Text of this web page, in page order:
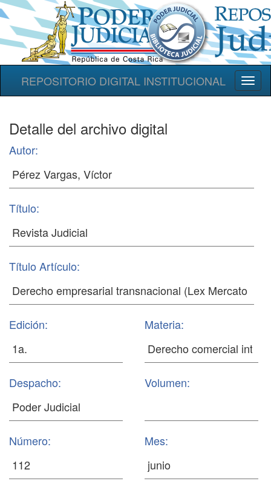
REPOSITORIO DIGITAL INSTITUCIONAL
Detalle del archivo digital
Autor:
Título:
Título Artículo:
Edición: Materia:
Despacho: Volumen:
Número: Mes: